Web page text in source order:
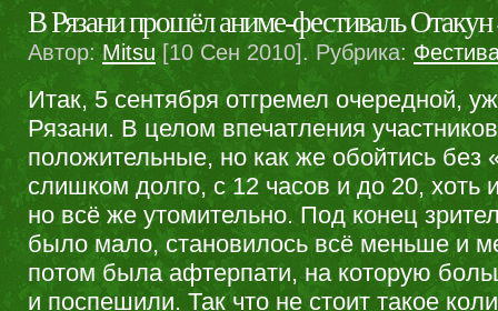
В Рязани прошёл аниме-фестиваль Отакун
Автор:Mitsu[10 Сен 2010]. Рубрика:
Итак, 5 сентября отгремел очередной,
Рязани. В целом впечатления
положительные, но как же обойтись
слишком долго, с 12 часов и до 20, хоть
но всё же утомительно. Под конец
было мало, становилось всё меньше и
потом была афтерпати, на которую
и поспешили. Так что не стоит такое